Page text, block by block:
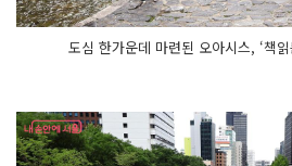
도심 한가운데 마련된 오아시스, ‘책